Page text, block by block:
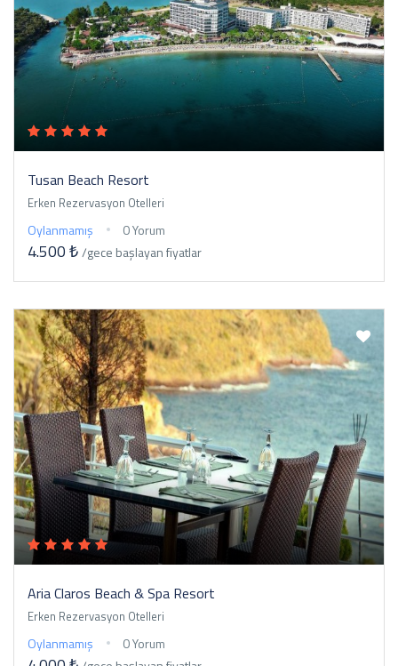
Tusan Beach Resort
Erken Rezervasyon Otelleri
Oylanmamış 0 Yorum
4.500 ₺/gece başlayan fiyatlar
Aria Claros Beach & Spa Resort
Erken Rezervasyon Otelleri
Oylanmamış 0 Yorum